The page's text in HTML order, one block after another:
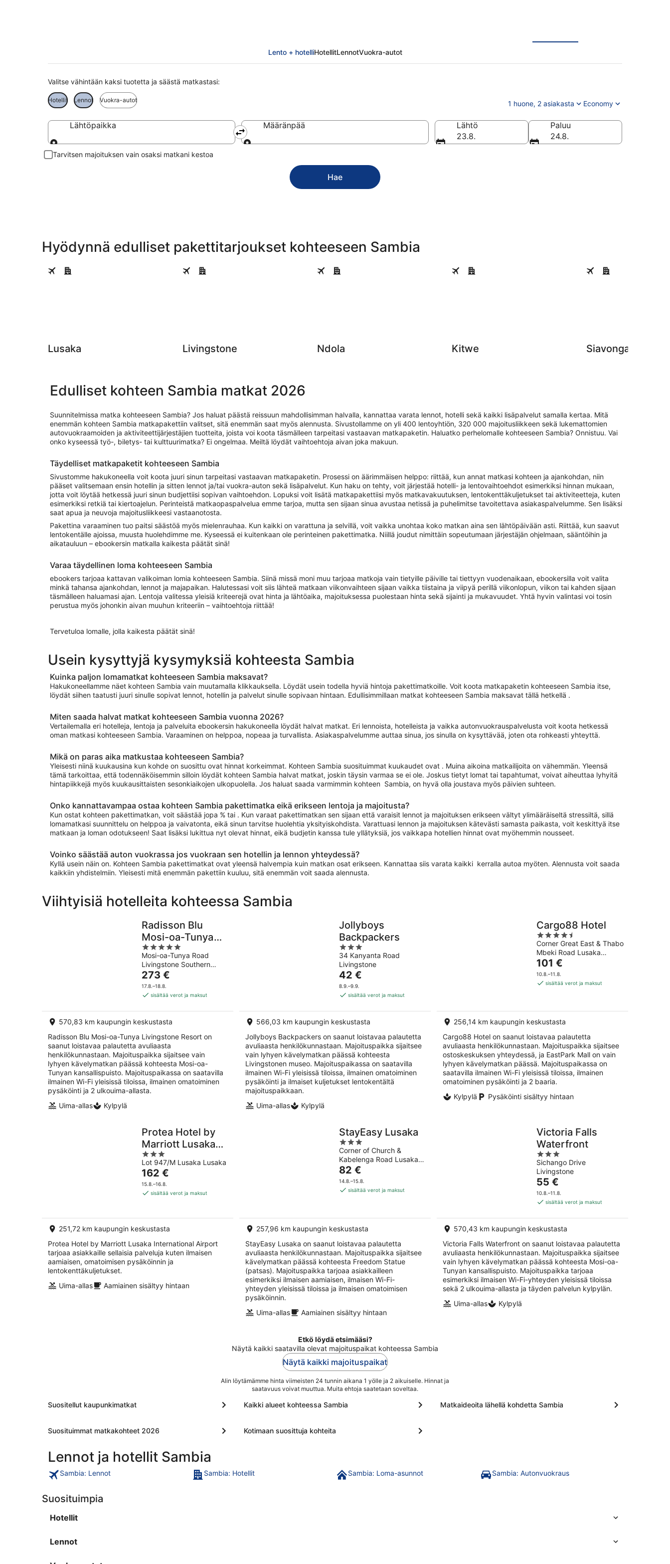
Lento + hotelliHotellitLennotVuokra-autot
Valitse vähintään kaksi tuotetta ja säästä matkastasi:
Hotellit Lennot Vuokra-autot 1 huone, 2 asiakasta Economy
Lähtöpaikka
Lähtöpaikka
Määränpää
Lähtö
23.8.
Paluu
24.8.
Tarvitsen majoituksen vain osaksi matkani kestoa
Hae
Hyödynnä edulliset pakettitarjoukset kohteeseen Sambia
Lusaka
Lusaka
Livingstone
Livingstone
Ndola
Ndola
Kitwe
Kitwe
Siavonga
Siavonga
Edulliset kohteen Sambia matkat 2026
Suunnitelmissa matka kohteeseen Sambia? Jos haluat päästä reissuun mahdollisimman halvalla, kannattaa varata lennot, hotelli sekä kaikki lisäpalvelut samalla kertaa. Mitä
enemmän kohteen Sambia matkapakettiin valitset, sitä enemmän saat myös alennusta. Sivustollamme on yli 400 lentoyhtiön, 320 000 majoitusliikkeen sekä lukemattomien
autovuokraamoiden ja aktiviteettijärjestäjien tuotteita, joista voi koota täsmälleen tarpeitasi vastaavan matkapaketin. Haluatko perhelomalle kohteeseen Sambia? Onnistuu. Vai
onko kyseessä työ-, biletys- tai kulttuurimatka? Ei ongelmaa. Meiltä löydät vaihtoehtoja aivan joka makuun.
Täydelliset matkapaketit kohteeseen Sambia
Sivustomme hakukoneella voit koota juuri sinun tarpeitasi vastaavan matkapaketin. Prosessi on äärimmäisen helppo: riittää, kun annat matkasi kohteen ja ajankohdan, niin
pääset valitsemaan ensin hotellin ja sitten lennot ja/tai vuokra-auton sekä lisäpalvelut. Kun haku on tehty, voit järjestää hotelli- ja lentovaihtoehdot esimerkiksi hinnan mukaan,
jotta voit löytää hetkessä juuri sinun budjettiisi sopivan vaihtoehdon. Lopuksi voit lisätä matkapakettiisi myös matkavakuutuksen, lentokenttäkuljetukset tai aktiviteetteja, kuten
esimerkiksi retkiä tai kiertoajelun. Perinteistä matkaopaspalvelua emme tarjoa, mutta sen sijaan sinua avustaa netissä ja puhelimitse tavoitettava asiakaspalvelumme. Sen lisäksi
saat apua ja neuvoja majoitusliikkeesi vastaanotosta.
Pakettina varaaminen tuo paitsi säästöä myös mielenrauhaa. Kun kaikki on varattuna ja selvillä, voit vaikka unohtaa koko matkan aina sen lähtöpäivään asti. Riittää, kun saavut
lentokentälle ajoissa, muusta huolehdimme me. Kyseessä ei kuitenkaan ole perinteinen pakettimatka. Niillä joudut nimittäin sopeutumaan järjestäjän ohjelmaan, sääntöihin ja
aikatauluun – ebookersin matkalla kaikesta päätät sinä!
Varaa täydellinen loma kohteeseen Sambia
ebookers tarjoaa kattavan valikoiman lomia kohteeseen Sambia. Siinä missä moni muu tarjoaa matkoja vain tietyille päiville tai tiettyyn vuodenaikaan, ebookersilla voit valita
minkä tahansa ajankohdan, lennot ja majapaikan. Halutessasi voit siis lähteä matkaan viikonvaihteen sijaan vaikka tiistaina ja viipyä perillä viikonlopun, viikon tai kahden sijaan
täsmälleen haluamasi ajan. Lentoja valitessa yleisiä kriteerejä ovat hinta ja lähtöaika, majoituksessa puolestaan hinta sekä sijainti ja mukavuudet. Yhtä hyvin valintasi voi tosin
perustua myös johonkin aivan muuhun kriteeriin – vaihtoehtoja riittää!
Tervetuloa lomalle, jolla kaikesta päätät sinä!
Usein kysyttyjä kysymyksiä kohteesta Sambia
Kuinka paljon lomamatkat kohteeseen Sambia maksavat?
Hakukoneellamme näet kohteen Sambia vain muutamalla klikkauksella. Löydät usein todella hyviä hintoja pakettimatkoille. Voit koota matkapaketin kohteeseen Sambia itse,
löydät siihen taatusti juuri sinulle sopivat lennot, hotellin ja palvelut sinulle sopivaan hintaan. Edullisimmillaan matkat kohteeseen Sambia maksavat tällä hetkellä .
Miten saada halvat matkat kohteeseen Sambia vuonna 2026?
Vertailemalla eri hotelleja, lentoja ja palveluita ebookersin hakukoneella löydät halvat matkat. Eri lennoista, hotelleista ja vaikka autonvuokrauspalvelusta voit koota hetkessä
oman matkasi kohteeseen Sambia. Varaaminen on helppoa, nopeaa ja turvallista. Asiakaspalvelumme auttaa sinua, jos sinulla on kysyttävää, joten ota rohkeasti yhteyttä.
Mikä on paras aika matkustaa kohteeseen Sambia?
Yleisesti niinä kuukausina kun kohde on suosittu ovat hinnat korkeimmat. Kohteen Sambia suosituimmat kuukaudet ovat . Muina aikoina matkailijoita on vähemmän. Yleensä
tämä tarkoittaa, että todennäköisemmin silloin löydät kohteen Sambia halvat matkat, joskin täysin varmaa se ei ole. Joskus tietyt lomat tai tapahtumat, voivat aiheuttaa lyhyitä
hintapiikkejä myös kuukausittaisten sesonkiaikojen ulkopuolella. Jos haluat saada varmimmin kohteen Sambia, on hyvä olla joustava myös päivien suhteen.
Onko kannattavampaa ostaa kohteen Sambia pakettimatka eikä erikseen lentoja ja majoitusta?
Kun ostat kohteen pakettimatkan, voit säästää jopa % tai . Kun varaat pakettimatkan sen sijaan että varaisit lennot ja majoituksen erikseen vältyt ylimääräiseltä stressiltä, sillä
lomamatkasi suunnittelu on helppoa ja vaivatonta, eikä sinun tarvitse huolehtia yksityiskohdista. Varattuasi lennon ja majoituksen kätevästi samasta paikasta, voit keskittyä itse
matkaan ja loman odotukseen! Saat lisäksi lukittua nyt olevat hinnat, eikä budjetin kanssa tule yllätyksiä, jos vaikkapa hotellien hinnat ovat myöhemmin nousseet.
Voinko säästää auton vuokrassa jos vuokraan sen hotellin ja lennon yhteydessä?
Kyllä usein näin on. Kohteen Sambia pakettimatkat ovat yleensä halvempia kuin matkan osat erikseen. Kannattaa siis varata kaikki kerralla autoa myöten. Alennusta voit saada
kaikkiin yhdistelmiin. Yleisesti mitä enemmän pakettiin kuuluu, sitä enemmän voit saada alennusta.
Viihtyisiä hotelleita kohteessa Sambia
Radisson Blu
Mosi-oa-Tunya
Livingstone
Resort
5
out
of
5
Mosi-oa-Tunya Road
Livingstone Southern
Province
Hinta
on
273 €
yö
273 €
17.8.–18.8.
sisältää verot ja maksut
570,83 km kaupungin keskustasta
Radisson Blu Mosi-oa-Tunya Livingstone Resort on
saanut loistavaa palautetta avuliaasta
henkilökunnastaan. Majoituspaikka sijaitsee vain
lyhyen kävelymatkan päässä kohteesta Mosi-oa-
Tunyan kansallispuisto. Majoituspaikassa on saatavilla
ilmainen Wi-Fi yleisissä tiloissa, ilmainen omatoiminen
pysäköinti ja 2 ulkouima-allasta.
Uima-allas
Kylpylä
Jollyboys
Backpackers
3
out
of
5
34 Kanyanta Road
Livingstone
Hinta
on
42 €
yö
42 €
8.9.–9.9.
sisältää verot ja maksut
566,03 km kaupungin keskustasta
Jollyboys Backpackers on saanut loistavaa palautetta
avuliaasta henkilökunnastaan. Majoituspaikka sijaitsee
vain lyhyen kävelymatkan päässä kohteesta
Livingstonen museo. Majoituspaikassa on saatavilla
ilmainen Wi-Fi yleisissä tiloissa, ilmainen omatoiminen
pysäköinti ja ilmaiset kuljetukset lentokentältä
majoituspaikkaan.
Uima-allas
Kylpylä
Cargo88 Hotel
4.5
out
of
5
Corner Great East & Thabo
Mbeki Road Lusaka
Lusaka Province
Hinta
on
101 €
101 €
10.8.–11.8.
sisältää verot ja maksut
256,14 km kaupungin keskustasta
Cargo88 Hotel on saanut loistavaa palautetta
avuliaasta henkilökunnastaan. Majoituspaikka sijaitsee
ostoskeskuksen yhteydessä, ja EastPark Mall on vain
lyhyen kävelymatkan päässä. Majoituspaikassa on
saatavilla ilmainen Wi-Fi yleisissä tiloissa, ilmainen
omatoiminen pysäköinti ja 2 baaria.
Kylpylä
Pysäköinti sisältyy hintaan
Protea Hotel by
Marriott Lusaka
International
Airport
3
out
of
5
Lot 947/M Lusaka Lusaka
Hinta
on
162 €
162 €
15.8.–16.8.
sisältää verot ja maksut
251,72 km kaupungin keskustasta
Protea Hotel by Marriott Lusaka International Airport
tarjoaa asiakkaille sellaisia palveluja kuten ilmaisen
aamiaisen, omatoimisen pysäköinnin ja
lentokenttäkuljetukset.
Uima-allas
Aamiainen sisältyy hintaan
StayEasy Lusaka
3
out
of
5
Corner of Church &
Kabelenga Road Lusaka
Lusaka
Hinta
on
82 €
82 €
14.8.–15.8.
sisältää verot ja maksut
257,96 km kaupungin keskustasta
StayEasy Lusaka on saanut loistavaa palautetta
avuliaasta henkilökunnastaan. Majoituspaikka sijaitsee
kävelymatkan päässä kohteesta Freedom Statue
(patsas). Majoituspaikka tarjoaa asiakkailleen
esimerkiksi ilmaisen aamiaisen, ilmaisen Wi-Fi-
yhteyden yleisissä tiloissa ja ilmaisen omatoimisen
pysäköinnin.
Uima-allas
Aamiainen sisältyy hintaan
Victoria Falls
Waterfront
3
out
of
5
Sichango Drive
Livingstone
Hinta
on
55 €
yö
55 €
10.8.–11.8.
sisältää verot ja maksut
570,43 km kaupungin keskustasta
Victoria Falls Waterfront on saanut loistavaa palautetta
avuliaasta henkilökunnastaan. Majoituspaikka sijaitsee
vain lyhyen kävelymatkan päässä kohteesta Mosi-oa-
Tunyan kansallispuisto. Majoituspaikka tarjoaa
esimerkiksi ilmaisen Wi-Fi-yhteyden yleisissä tiloissa
sekä 2 ulkouima-allasta ja täyden palvelun kylpylän.
Uima-allas
Kylpylä
Etkö löydä etsimääsi?
Näytä kaikki saatavilla olevat majoituspaikat kohteessa Sambia
Näytä kaikki majoituspaikat
Alin löytämämme hinta viimeisten 24 tunnin aikana 1 yölle ja 2 aikuiselle. Hinnat ja
saatavuus voivat muuttua. Muita ehtoja saatetaan soveltaa.
Suositellut kaupunkimatkat Kaikki alueet kohteessa Sambia Matkaideoita lähellä kohdetta Sambia
Suosituimmat matkakohteet 2026 Kotimaan suosittuja kohteita
Lennot ja hotellit Sambia
Sambia: Lennot Sambia: Hotellit Sambia: Loma-asunnot Sambia: Autonvuokraus
Suosituimpia
Hotellit
Lennot